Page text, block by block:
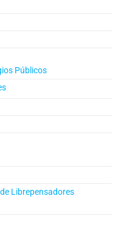
Públicos
Librepensadores